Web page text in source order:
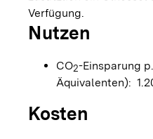
Verfügung.
Nutzen
CO2-Einsparung
Äquivalenten):
Kosten